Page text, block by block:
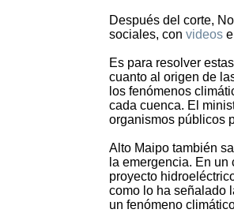
Después del corte,
sociales, con videos e
Es para resolver
cuanto al origen de
los fenómenos
cada cuenca. El
organismos públicos
Alto Maipo también
la emergencia. En
proyecto
como lo ha señalado
un fenómeno